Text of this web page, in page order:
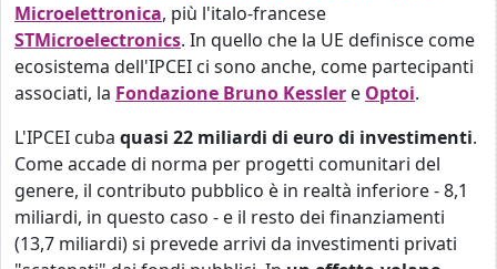
Microelettronica, più l'italo-francese
STMicroelectronics. In quello che la UE definisce come
ecosistema dell'IPCEI ci sono anche, come partecipanti
associati, la Fondazione Bruno Kessler e Optoi.
L'IPCEI cuba quasi 22 miliardi di euro di investimenti.
Come accade di norma per progetti comunitari del
genere, il contributo pubblico è in realtà inferiore - 8,1
miliardi, in questo caso - e il resto dei finanziamenti
(13,7 miliardi) si prevede arrivi da investimenti privati